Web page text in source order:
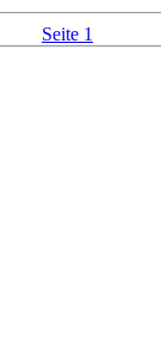
Seite 1